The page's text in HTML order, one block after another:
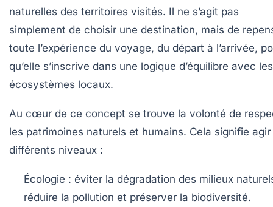
naturelles des territoires visités. Il ne s’agit pas
simplement de choisir une destination, mais de
toute l’expérience du voyage, du départ à l’arrivée,
qu’elle s’inscrive dans une logique d’équilibre avec les
écosystèmes locaux.
Au cœur de ce concept se trouve la volonté de
les patrimoines naturels et humains. Cela signifie agir
différents niveaux :
Écologie : éviter la dégradation des milieux
réduire la pollution et préserver la biodiversité.